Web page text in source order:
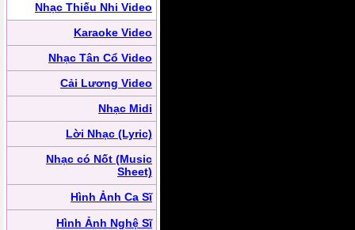
Nhạc Thiếu Nhi Video
Karaoke Video
Nhạc Tân Cổ Video
Cải Lương Video
Nhạc Midi
Lời Nhạc (Lyric)
Nhạc có Nốt (Music
Sheet)
Hình Ảnh Ca Sĩ
Hình Ảnh Nghệ Sĩ